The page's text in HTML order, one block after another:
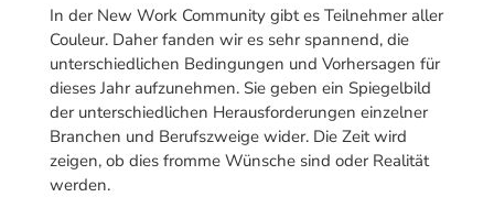
In der New Work Community gibt es Teilnehmer aller
Couleur. Daher fanden wir es sehr spannend, die
unterschiedlichen Bedingungen und Vorhersagen für
dieses Jahr aufzunehmen. Sie geben ein Spiegelbild
der unterschiedlichen Herausforderungen einzelner
Branchen und Berufszweige wider. Die Zeit wird
zeigen, ob dies fromme Wünsche sind oder Realität
werden.